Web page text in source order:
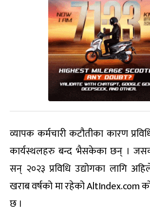
व्यापक कर्मचारी कटौतीका कारण
कार्यस्थलहरु बन्द भैसकेका छन् ।
सन् २०२३ प्रविधि उद्योगका लागि
खराब वर्षको मा रहेको AltIndex.com
छ ।